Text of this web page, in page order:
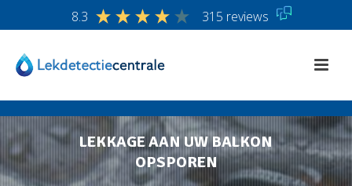
8.3 315 reviews
LEKKAGE AAN UW BALKON
OPSPOREN